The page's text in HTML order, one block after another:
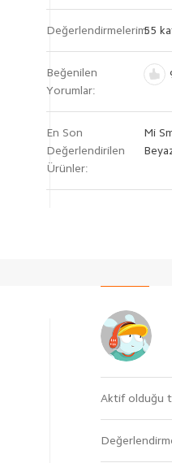
Değerlendirmelerim:55
Beğenilen
Yorumlar:
En Son
Değerlendirilen
Ürünler:
Mi
Aktif olduğu